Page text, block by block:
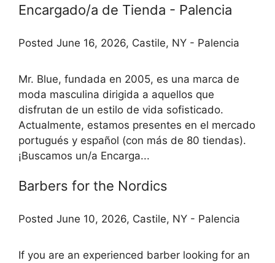
Encargado/a de Tienda - Palencia
Posted June 16, 2026, Castile, NY - Palencia
Mr. Blue, fundada en 2005, es una marca de
moda masculina dirigida a aquellos que
disfrutan de un estilo de vida sofisticado.
Actualmente, estamos presentes en el mercado
portugués y español (con más de 80 tiendas).
¡Buscamos un/a Encarga...
Barbers for the Nordics
Posted June 10, 2026, Castile, NY - Palencia
If you are an experienced barber looking for an